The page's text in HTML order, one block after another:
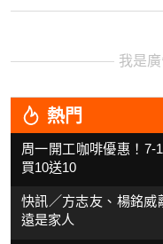
我是
熱門
周一開工咖啡優惠！
買10送10
快訊／方志友、楊銘威
遠是家人